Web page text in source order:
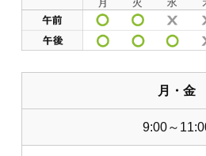
月・金
9:00～